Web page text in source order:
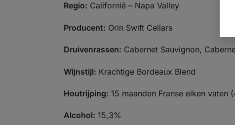
Regio: Californië – Napa Valley
Producent: Orin Swift Cellars
Druivenrassen: Cabernet Sauvignon,
Wijnstijl: Krachtige Bordeaux Blend
Houtrijping: 15 maanden Franse eiken vaten
Alcohol: 15,3%